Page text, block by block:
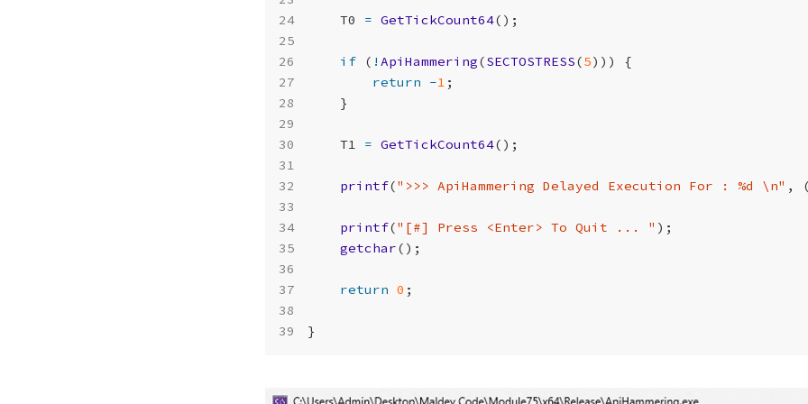
T0 = GetTickCount64();
if ( !ApiHammering(SECTOSTRESS(5)))
{
return
-1 ;
}
T1 = GetTickCount64();
printf(">>> ApiHammering Delayed Execution For : %d \n" ,
printf("[#] Press <Enter> To Quit ... " );
getchar();
return 0 ;
}